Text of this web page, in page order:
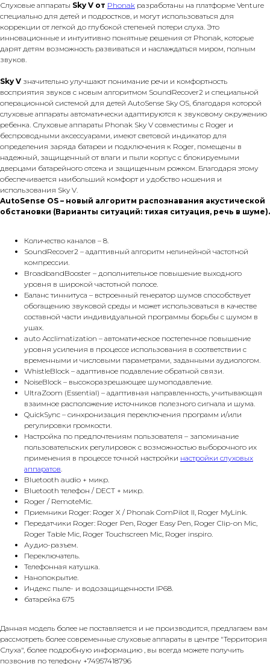
Слуховые аппараты Sky V от Phonak разработаны на платформе Venture
специально для детей и подростков, и могут использоваться для
коррекции от легкой до глубокой степеней потери слуха. Это
инновационные и интуитивно понятные решения от Phonak, которые
дарят детям возможность развиваться и наслаждаться миром, полным
звуков.
Sky V значительно улучшают понимание речи и комфортность
восприятия звуков с новым алгоритмом SoundRecover2 и специальной
операционной системой для детей AutoSense Sky OS, благодаря которой
слуховые аппараты автоматически адаптируются к звуковому окружению
ребенка. Слуховые аппараты Phonak Sky V совместимы с Roger и
беспроводными аксессуарами, имеют световой индикатор для
определения заряда батареи и подключения к Roger, помещены в
надежный, защищенный от влаги и пыли корпус с блокируемыми
дверцами батарейного отсека и защищенным рожком. Благодаря этому
обеспечивается наибольший комфорт и удобство ношения и
использования Sky V.
AutoSense OS – новый алгоритм распознавания акустической
обстановки (Варианты ситуаций: тихая ситуация, речь в шуме).
Количество каналов – 8.
SoundRecover2 – адаптивный алгоритм нелинейной частотной
компрессии.
BroadbandBooster – дополнительное повышение выходного
уровня в широкой частотной полосе.
Баланс тиннитуса – встроенный генератор шумов способствует
обогащению звуковой среды и может использоваться в качестве
составной части индивидуальной программы борьбы с шумом в
ушах.
auto Acclimatization – автоматическое постепенное повышение
уровня усиления в процессе использования в соответствии с
временными и числовыми параметрами, заданными аудиологом.
WhistleBlock – адаптивное подавление обратной связи.
NoiseBlock – высокоразрешающее шумоподавление.
UltraZoom (Essential) – адаптивная направленность, учитывающая
взаимное расположение источников полезного сигнала и шума.
QuickSync – синхронизация переключения программ и/или
регулировки громкости.
Настройка по предпочтениям пользователя – запоминание
пользовательских регулировок с возможностью выборочного их
применения в процессе точной настройки настройки слуховых
аппаратов.
Bluetooth audio + микр.
Bluetooth телефон / DECT + микр.
Roger / RemoteMic.
Приемники Roger: Roger X / Phonak ComPilot II, Roger MyLink.
Передатчики Roger: Roger Pen, Roger Easy Pen, Roger Clip-on Mic,
Roger Table Mic, Roger Touchscreen Mic, Roger inspiro.
Аудио-разъем.
Переключатель.
Телефонная катушка.
Нанопокрытие.
Индекс пыле- и водозащищенности IP68.
батарейка 675
Данная модель более не поставляется и не производится, предлагаем вам
рассмотреть более современные слуховые аппараты в центре "Территория
Слуха", более подробную информацию , вы всегда можете получить
позвонив по телефону +74957418796